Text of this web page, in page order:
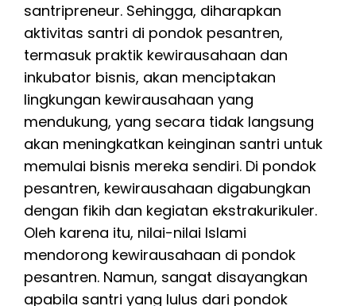
santripreneur. Sehingga, diharapkan
aktivitas santri di pondok pesantren,
termasuk praktik kewirausahaan dan
inkubator bisnis, akan menciptakan
lingkungan kewirausahaan yang
mendukung, yang secara tidak langsung
akan meningkatkan keinginan santri untuk
memulai bisnis mereka sendiri. Di pondok
pesantren, kewirausahaan digabungkan
dengan fikih dan kegiatan ekstrakurikuler.
Oleh karena itu, nilai-nilai Islami
mendorong kewirausahaan di pondok
pesantren. Namun, sangat disayangkan
apabila santri yang lulus dari pondok